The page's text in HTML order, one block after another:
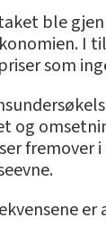
ble
I
som
og
fremover